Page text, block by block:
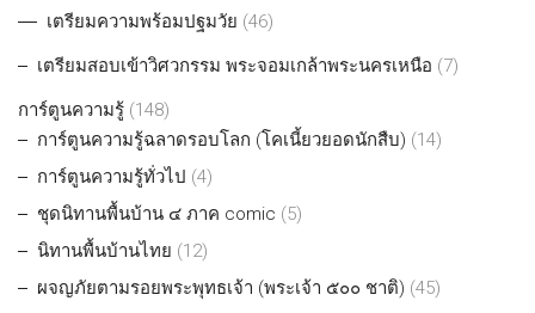
เตรียมความพร้อมปฐมวัย (46)
เตรียมสอบเข้าวิศวกรรม พระจอมเกล้าพระนครเหนือ (7)
การ์ตูนความรู้ (148)
การ์ตูนความรู้ฉลาดรอบโลก (โคเนี้ยวยอดนักสืบ) (14)
การ์ตูนความรู้ทั่วไป (4)
ชุดนิทานพื้นบ้าน ๔ ภาค comic (5)
นิทานพื้นบ้านไทย (12)
ผจญภัยตามรอยพระพุทธเจ้า (พระเจ้า ๕๐๐ ชาติ) (45)